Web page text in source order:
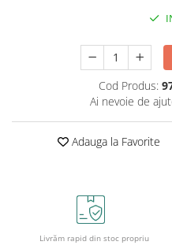
Blocuri de desen școlare
Hârtie pentru lucru manual
Rigle și Echere
Truse geometrie
Socotitori și bețisoare pentru
numărat
Cod Produs:
Ai nevoie de
Adauga la Favorite
Livrăm rapid din stoc propriu